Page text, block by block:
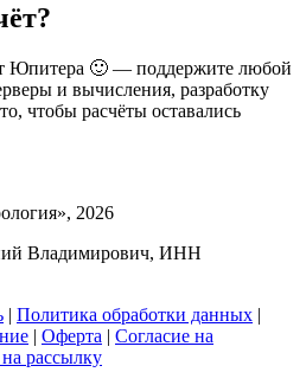
Юпитера 🙂 — поддержите любой
и вычисления, разработку
чтобы расчёты оставались
2026
Владимирович, ИНН
| Политика обработки данных |
| Оферта | Согласие на
рассылку